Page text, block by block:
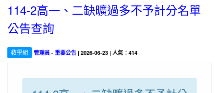
114-2高一、二缺曠過多不予計分名單
公告查詢
教學組 管理員 -重要公告 | 2026-06-23 | 人氣：414